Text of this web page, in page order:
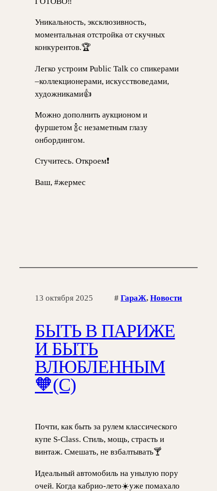
Уникальность, эксклюзивность,
моментальная отстройка от скучных
конкурентов.🏆
Легко устроим Public Talk со спикерами
–коллекционерами, искусствоведами,
художниками👍
Можно дополнить аукционом и
фуршетом 🍾с незаметным глазу
онбордингом.
Стучитесь. Откроем❗️
Ваш, #жермес
13 октября 2025 # ГараЖ, Новости
БЫТЬ В ПАРИЖЕ
И БЫТЬ
ВЛЮБЛЕННЫМ
🧡(С)
Почти, как быть за рулем классического
купе S-Class. Стиль, мощь, страсть и
винтаж. Смешать, не взбалтывать🍸
Идеальный автомобиль на унылую пору
очей. Когда кабрио-лето☀️уже помахало